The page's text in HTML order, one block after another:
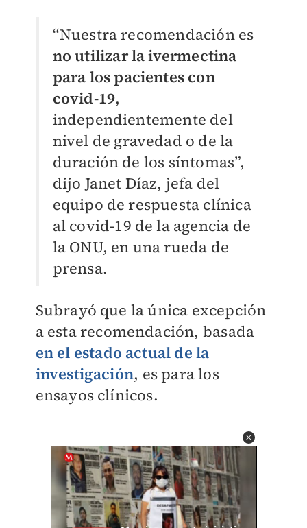
“Nuestra recomendación es
no utilizar la ivermectina
para los pacientes con
covid-19,
independientemente del
nivel de gravedad o de la
duración de los síntomas”,
dijo Janet Díaz, jefa del
equipo de respuesta clínica
al covid-19 de la agencia de
la ONU, en una rueda de
prensa.
Subrayó que la única excepción
a esta recomendación, basada
en el estado actual de la
investigación, es para los
ensayos clínicos.